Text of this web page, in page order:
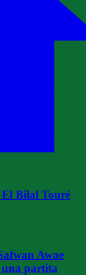
Bilal Touré
Awae
partita